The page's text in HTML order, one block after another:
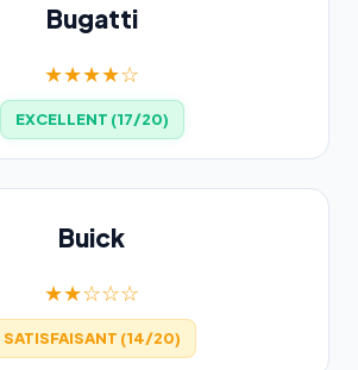
Bugatti
★★★★☆
EXCELLENT (17/20)
Buick
★★☆☆☆
SATISFAISANT (14/20)